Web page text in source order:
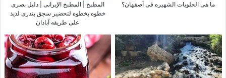
ما هی الحلویات الشهیره فی أصفهان؟
المطبخ | المطبخ الإیرانی | دلیل بصری
خطوه بخطوه لتحضیر سجق بندری لذیذ
على طریقه آبادان